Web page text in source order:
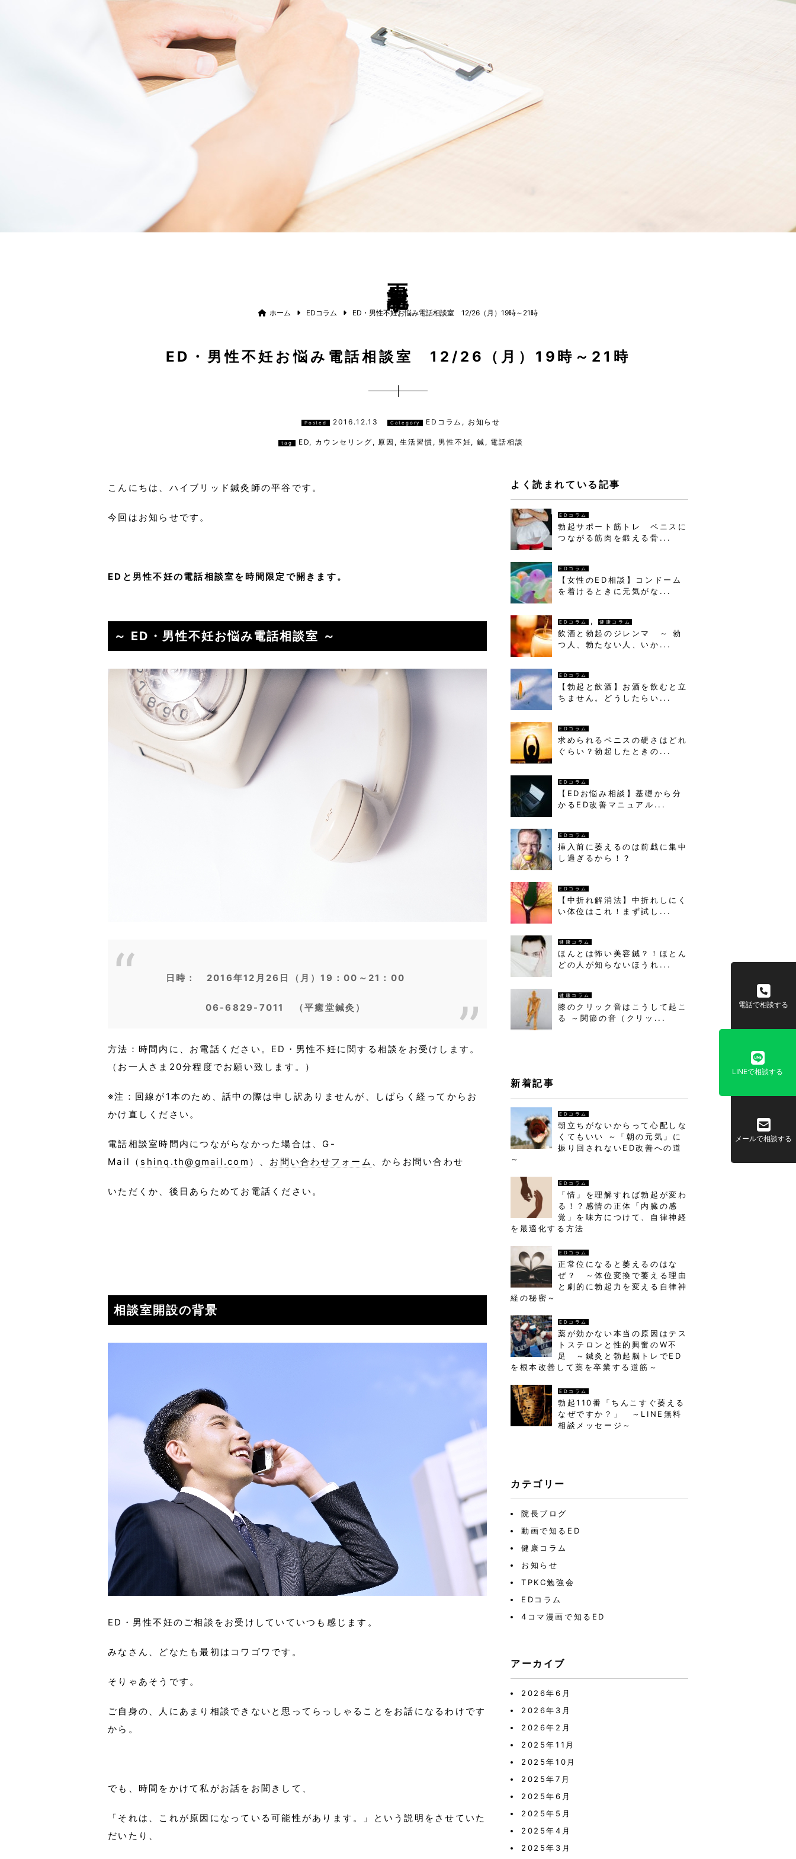
ホーム EDコラム ED・男性不妊お悩み電話相談室 12/26（月）19時～21時
ED・男性不妊お悩み電話相談室 12/26（月）19時～21時
Posted 2016.12.13 Category EDコラム, お知らせ
tag ED, カウンセリング , 原因 ,生活習慣 , 男性不妊,鍼 , 電話相談
こんにちは、ハイブリッド鍼灸師の平谷です。
今回はお知らせです。
EDと男性不妊の電話相談室を時間限定で開きます。
～ ED・男性不妊お悩み電話相談室 ～
日時： 2016年12月26日（月）19：00～21：00
06-6829-7011 （平癒堂鍼灸）
方法：時間内に、お電話ください。ED・ 男性不妊に関する相談をお受けします。
（ お一人さま20分程度でお願い致します。）
※注：回線が1本のため、話中の際は申し訳ありませんが、
しばらく経ってからお
かけ直しください。
電話相談室時間内につながらなかった場合は、G-
Mail（ shinq.th@gmail.com ）、 お問い合わせフォーム 、からお問い合わせ
いただくか、後日あらためてお電話ください。
相談室開設の背景
ED・男性不妊のご相談をお受けしていていつも感じます。
みなさん、どなたも最初はコワゴワです。
そりゃあそうです。
ご自身の、 人にあまり相談できないと思ってらっしゃることをお話になるわけ です
から。
でも、時間をかけて私がお話をお聞きして、
「それは、これが原因になっている可能性があります。」
という説明をさせていた
だいたり、
よく読まれている記事
EDコラム
勃起サポート筋トレ ペニスに
つながる筋肉を鍛える骨...
EDコラム
【女性のED相談】コンドーム
を着けるときに元気がな...
EDコラム , 健康コラム
飲酒と勃起のジレンマ ～ 勃
つ人、勃たない人、いか...
EDコラム
【勃起と飲酒】お酒を飲むと立
ちません。どうしたらい...
EDコラム
求められるペニスの硬さはどれ
ぐらい？勃起したときの...
EDコラム
【EDお悩み相談】基礎から分
かるED改善マニュアル...
EDコラム
挿入前に萎えるのは前戯に集中
し過ぎるから！？
EDコラム
【中折れ解消法】中折れしにく
い体位はこれ！まず試し...
健康コラム
ほんとは怖い美容鍼？！ほとん
どの人が知らないほうれ...
健康コラム
膝のクリック音はこうして起こ
る ～関節の音（クリッ...
新着記事
EDコラム
朝立ちがないからって心配しな
くてもいい ～「朝の元気」に
振り回されないED改善への道
～
EDコラム
「情」を理解すれば勃起が変わ
る！？感情の正体「内臓の感
覚」を味方につけて、自律神経
を最適化する方法
EDコラム
正常位になると萎えるのはな
ぜ？ ～体位変換で萎える理由
と劇的に勃起力を変える自律神
経の秘密～
EDコラム
薬が効かない本当の原因はテス
トステロンと性的興奮のW不
足 ～鍼灸と勃起脳トレでED
を根本改善して薬を卒業する道筋～
EDコラム
勃起110番「ちんこすぐ萎える
なぜですか？」 ～LINE無料
相談メッセージ～
カテゴリー
院長ブログ
動画で知るED
健康コラム
お知らせ
TPKC勉強会
EDコラム
4コマ漫画で知るED
アーカイブ
2026年6月
2026年3月
2026年2月
2025年11月
2025年10月
2025年7月
2025年6月
2025年5月
2025年4月
2025年3月
電話で相談する
LINEで相談する
メールで相談する